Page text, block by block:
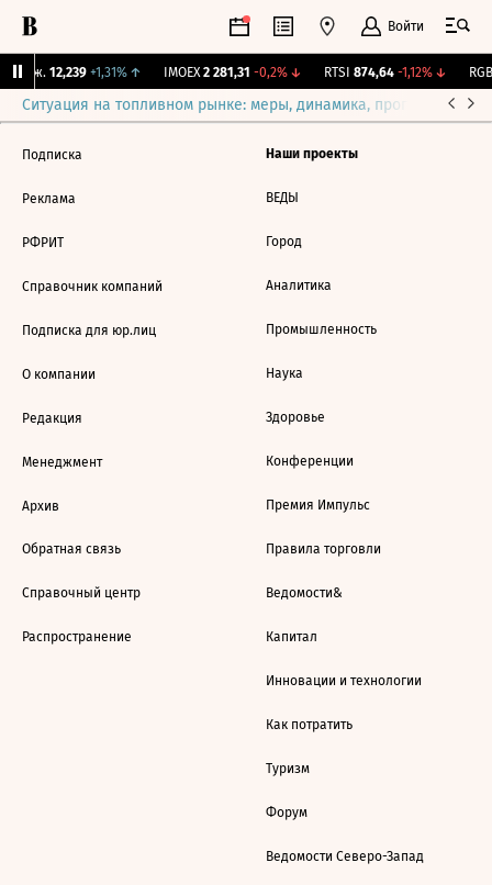
Войти
Бирж. 12,239 +1,31%↑ IMOEX 2 281,31 -0,2%↓ RTSI 874,64 -1,12%↓ RGBI
Ситуация на топливном рынке: меры, динамика, прогнозы
Подписка
Реклама
РФРИТ
Справочник компаний
Подписка для юр.лиц
О компании
Редакция
Менеджмент
Архив
Обратная связь
Справочный центр
Распространение
Наши проекты
ВЕДЫ
Город
Аналитика
Промышленность
Наука
Здоровье
Конференции
Премия Импульс
Правила торговли
Ведомости&
Капитал
Инновации и технологии
Как потратить
Туризм
Форум
Ведомости Северо-Запад